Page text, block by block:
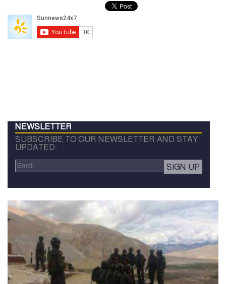
NEWSLETTER
SUBSCRIBE TO OUR NEWSLETTER AND STAY
UPDATED.